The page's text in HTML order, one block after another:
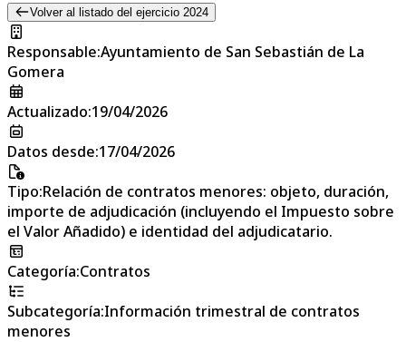
Volver al listado del ejercicio 2024
Responsable:Ayuntamiento de San Sebastián de La
Gomera
Actualizado:19/04/2026
Datos desde:17/04/2026
Tipo:Relación de contratos menores: objeto, duración,
importe de adjudicación (incluyendo el Impuesto sobre
el Valor Añadido) e identidad del adjudicatario.
Categoría:Contratos
Subcategoría:Información trimestral de contratos
menores